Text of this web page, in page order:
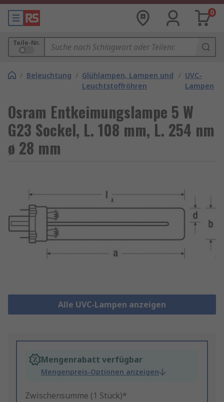
0
Teile-Nr.
/ Beleuchtung / Glühlampen, Lampen und
Leuchtstoffröhren
/ UVC-
Lampen
Osram Entkeimungslampe 5 W
G23 Sockel, L. 108 mm, L. 254 nm
ø 28 mm
Alle UVC-Lampen anzeigen
Mengenrabatt verfügbar
Mengenpreis-Optionen anzeigen
Zwischensumme (1 Stück)*